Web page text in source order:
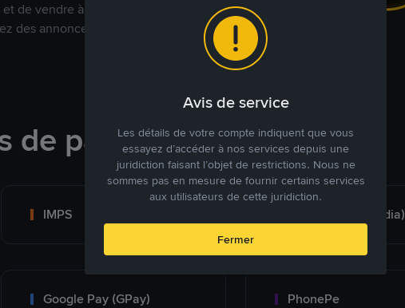
de vendre à votre prix. Achetez ou
des annonces commerciales pour
de paiement
IMPS Bank Transfer (India)
Google Pay (GPay) PhonePe
Avis de service
Les détails de votre compte indiquent que vous
essayez d’accéder à nos services depuis une
juridiction faisant l’objet de restrictions. Nous ne
sommes pas en mesure de fournir certains services
aux utilisateurs de cette juridiction.
Fermer